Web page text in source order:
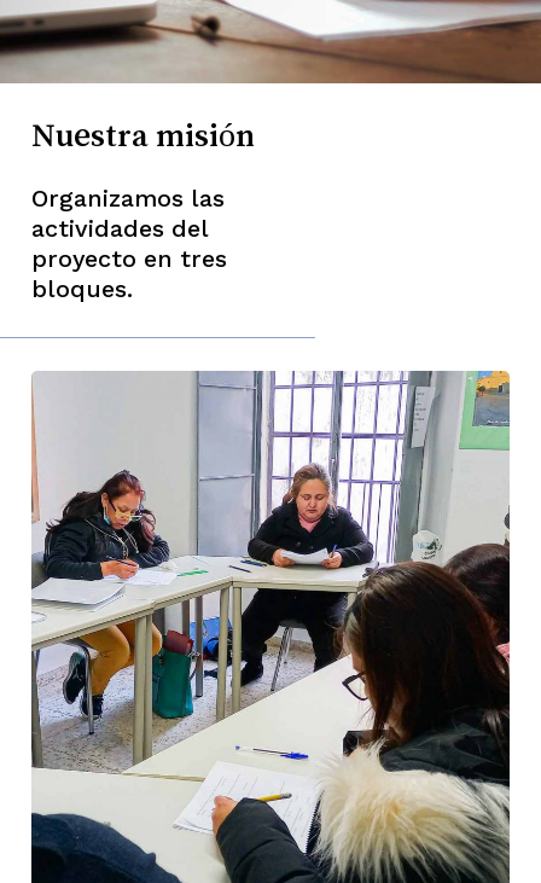
Nuestra misión
Organizamos las
actividades del
proyecto en tres
bloques.